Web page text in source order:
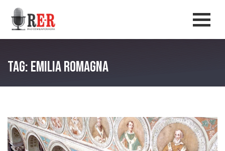
Salta al contenuto principale
Tag: Emilia Romagna